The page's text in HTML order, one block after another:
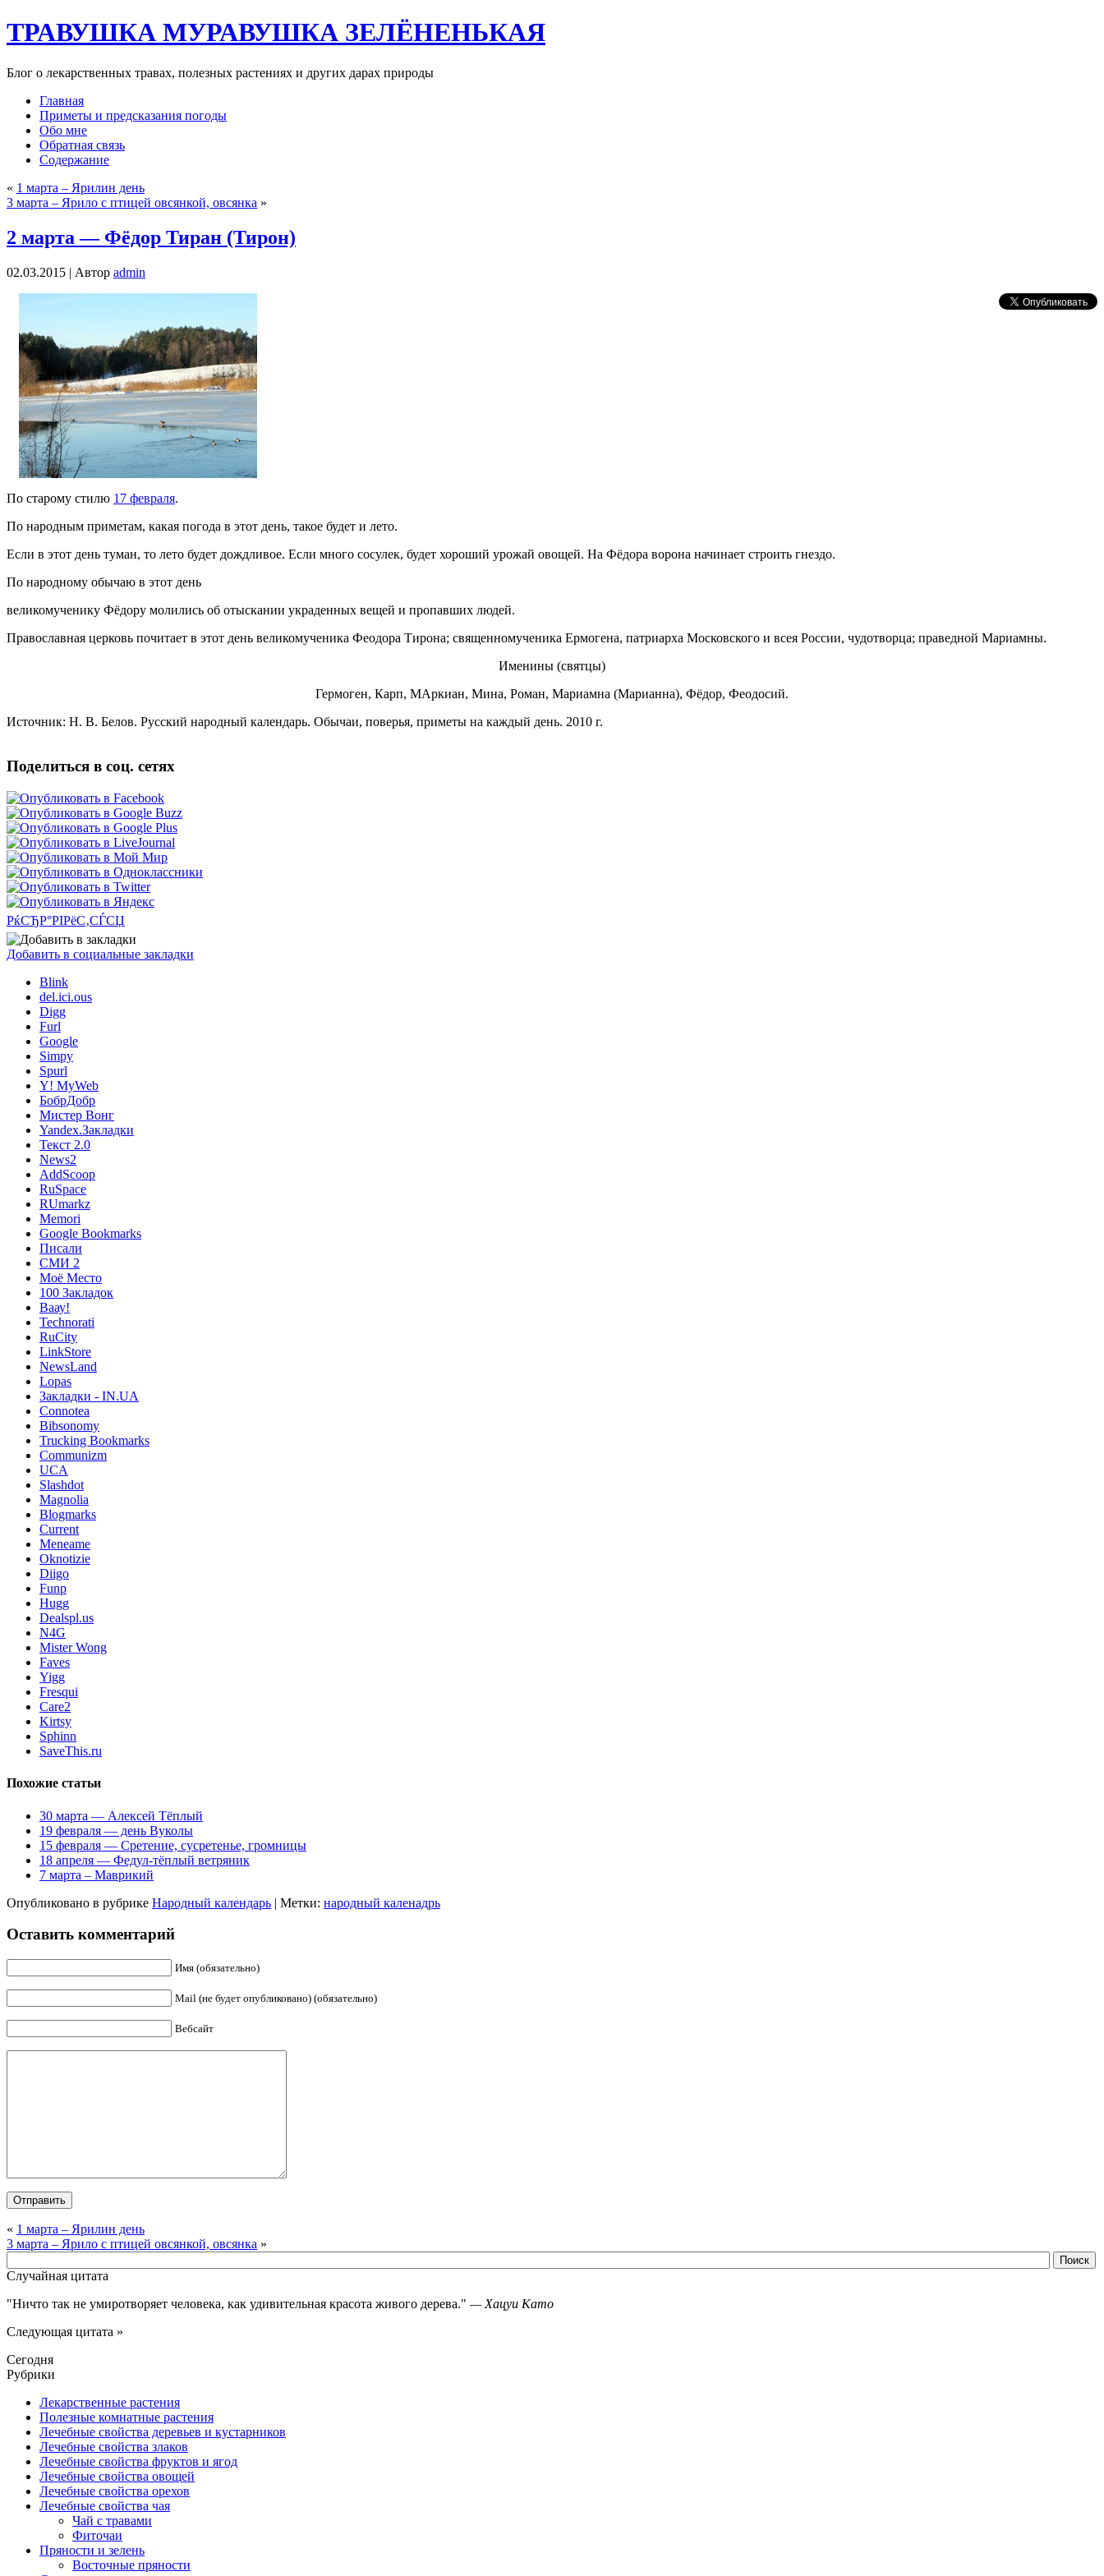
ТРАВУШКА МУРАВУШКА ЗЕЛЁНЕНЬКАЯ
Блог о лекарственных травах, полезных растениях и других дарах природы
Главная
Приметы и предсказания погоды
Обо мне
Обратная связь
Содержание
« 1 марта – Ярилин день
3 марта – Ярило с птицей овсянкой, овсянка »
2 марта — Фёдор Тиран (Тирон)
02.03.2015 | Автор admin
По старому стилю 17 февраля.
По народным приметам, какая погода в этот день, такое будет и лето.
Если в этот день туман, то лето будет дождливое. Если много сосулек, будет хороший урожай овощей. На Фёдора ворона начинает строить гнездо.
По народному обычаю в этот день
великомученику Фёдору молились об отыскании украденных вещей и пропавших людей.
Православная церковь почитает в этот день великомученика Феодора Тирона; священномученика Ермогена, патриарха Московского и всея России, чудотворца; праведной Мариамны.
Именины (святцы)
Гермоген, Карп, МАркиан, Мина, Роман, Мариамна (Марианна), Фёдор, Феодосий.
Источник: Н. В. Белов. Русский народный календарь. Обычаи, поверья, приметы на каждый день. 2010 г.
Поделиться в соц. сетях
РќСЂР°РІРёС‚СЃСЏ
Добавить в социальные закладки
Blink
del.ici.ous
Digg
Furl
Google
Simpy
Spurl
Y! MyWeb
БобрДобр
Мистер Вонг
Yandex.Закладки
Текст 2.0
News2
AddScoop
RuSpace
RUmarkz
Memori
Google Bookmarks
Писали
СМИ 2
Моё Место
100 Закладок
Ваау!
Technorati
RuCity
LinkStore
NewsLand
Lopas
Закладки - IN.UA
Connotea
Bibsonomy
Trucking Bookmarks
Communizm
UCA
Slashdot
Magnolia
Blogmarks
Current
Meneame
Oknotizie
Diigo
Funp
Hugg
Dealspl.us
N4G
Mister Wong
Faves
Yigg
Fresqui
Care2
Kirtsy
Sphinn
SaveThis.ru
Похожие статьи
30 марта — Алексей Тёплый
19 февраля — день Вуколы
15 февраля — Сретение, сусретенье, громницы
18 апреля — Федул-тёплый ветряник
7 марта – Маврикий
Опубликовано в рубрике Народный календарь | Метки: народный каленадрь
Оставить комментарий
Имя (обязательно)
Mail (не будет опубликовано) (обязательно)
Вебсайт
« 1 марта – Ярилин день
3 марта – Ярило с птицей овсянкой, овсянка »
Случайная цитата
Ничто так не умиротворяет человека, как удивительная красота живого дерева.
— Хацуи Като
Следующая цитата »
Сегодня
Рубрики
Лекарственные растения
Полезные комнатные растения
Лечебные свойства деревьев и кустарников
Лечебные свойства злаков
Лечебные свойства фруктов и ягод
Лечебные свойства овощей
Лечебные свойства орехов
Лечебные свойства чая
Чай с травами
Фиточаи
Пряности и зелень
Восточные пряности